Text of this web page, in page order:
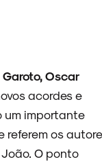
Garoto, Oscar
acordes e
um importante
os
O ponto